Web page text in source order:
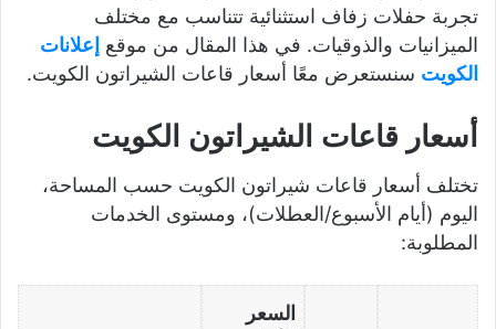
تجربة حفلات زفاف استثنائية تتناسب مع مختلف
الميزانيات والذوقيات. في هذا المقال من موقع إعلانات
الكويت سنستعرض معًا أسعار قاعات الشيراتون الكويت.
أسعار قاعات الشيراتون الكويت
تختلف أسعار قاعات شيراتون الكويت حسب المساحة،
اليوم (أيام الأسبوع/العطلات)، ومستوى الخدمات
المطلوبة:
السعر